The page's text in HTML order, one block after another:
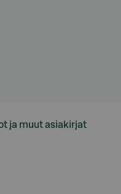
ja muut asiakirjat